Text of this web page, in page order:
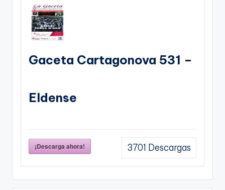
Gaceta Cartagonova 531 –
Eldense
¡Descarga ahora! 3701 Descargas